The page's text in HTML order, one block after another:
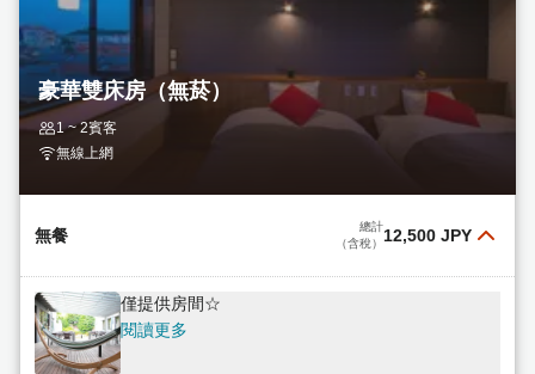
總計
（含稅）
豪華雙床房（無菸）
1 ~ 2賓客
無線上網
無餐
總計
（含稅） 12,500 JPY
僅提供房間☆
閱讀更多